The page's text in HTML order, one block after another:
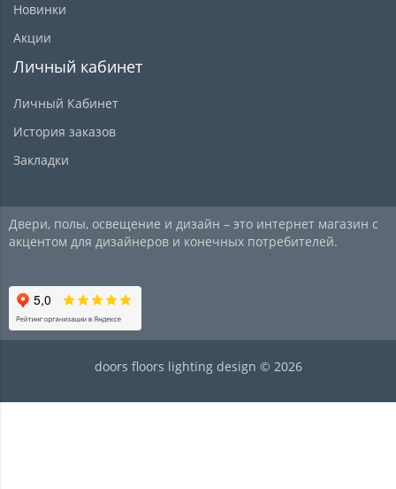
Новинки
Акции
Личный кабинет
Личный Кабинет
История заказов
Закладки
Двери, полы, освещение и дизайн – это интернет магазин с
акцентом для дизайнеров и конечных потребителей.
doors floors lighting design © 2026